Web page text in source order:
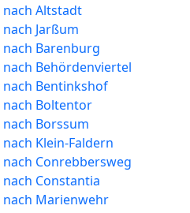
Altstadt
Jarßum
Barenburg
Behördenviertel
Bentinkshof
Boltentor
Borssum
Klein-Faldern
Conrebbersweg
Constantia
Marienwehr